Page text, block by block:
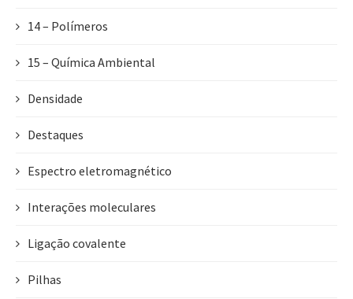
14 – Polímeros
15 – Química Ambiental
Densidade
Destaques
Espectro eletromagnético
Interações moleculares
Ligação covalente
Pilhas